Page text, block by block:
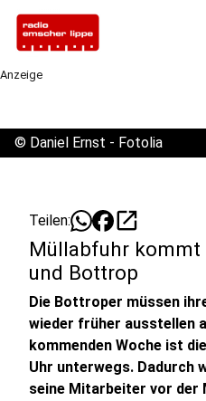
Anzeige
© Daniel Ernst - Fotolia
Teilen: open_in_new
Müllabfuhr kommt
und Bottrop
Die Bottroper müssen
wieder früher ausstellen
kommenden Woche ist
Uhr unterwegs. Dadurch
seine Mitarbeiter vor